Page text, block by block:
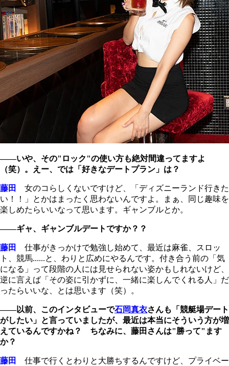
――いや、その"ロック"の使い方も絶対間違ってますよ
（笑）。えー、では「好きなデートプラン」は？
藤田
女のコらしくないですけど、「ディズニーランド行きた
い！！」とかはまったく思わないんですよ。まぁ、同じ趣味を
楽しめたらいいなって思います。ギャンブルとか。
――ギャ、ギャンブルデートですか？？
藤田
仕事がきっかけで勉強し始めて、最近は麻雀、スロッ
ト、競馬......と、わりと広めにやるんです。付き合う前の「気
になる」って段階の人には見せられない姿かもしれないけど、
逆に言えば「その姿に引かずに、一緒に楽しんでくれる人」だ
ったらいいな、とは思います（笑）。
――以前、このインタビューで石岡真衣さんも「競艇場デート
がしたい」と言っていましたが、最近は本当にそういう方が増
えているんですかね？ ちなみに、藤田さんは"勝って"ます
か？
藤田
仕事で行くとわりと大勝ちするんですけど、プライベー